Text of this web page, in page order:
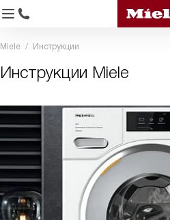
Miele Инструкции
Инструкции Miele